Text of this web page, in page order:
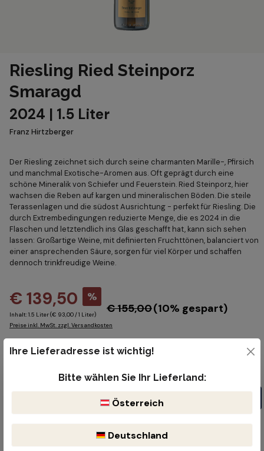
Riesling Ried Steinporz
Smaragd
2024 | 1.5 Liter
Franz Hirtzberger
Der Riesling zeichnet sich durch seine charmanten Marille-, Pfirsich
und manchmal Exotische-Aromen aus. Oft geprägt durch eine
schöne Mineralik von Schiefer und Feuerstein. Ried Steinporz, hier
wachsen die Reben auf kargen und mineralischen Böden. Die steile
Terassenlagen und die südost Ausrichtung - perfekt für Riesling. Die
durch Extrembedingungen reduzierte Menge, die es 2024 in die
Flaschen und letztendlich ins Glas geschafft hat, kann sich sehen
lassen: Großartige Weine, mit definierten Fruchttönen, balanciert von
einer ansprechenden Säure, sorgen für viel Körper und schaffen
dennoch trinkfreudige Weine.
€ 139,50
%
€ 155,00(10% gespart)
Inhalt:1.5 Liter(€ 93,00 / 1 Liter)
Preise inkl. MwSt. zzgl. Versandkosten
In den Warenkorb
Kostenloser Versand ab 99€
Lieferzeit 1-2 Werktage
Bruchsicherer & reibungsloser Versand durch DHL oder der öst.
Ihre Lieferadresse ist wichtig!
Bitte wählen Sie Ihr Lieferland:
Österreich
Deutschland